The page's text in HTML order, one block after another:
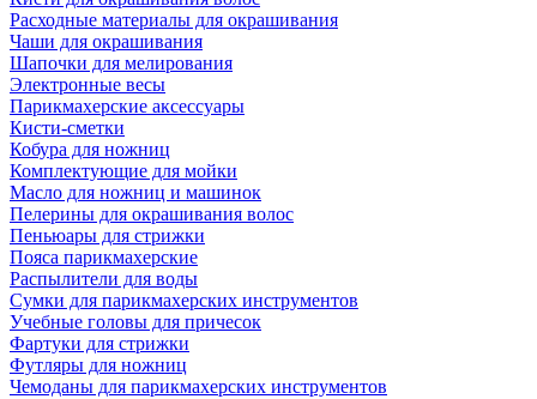
Расходные материалы для окрашивания
Чаши для окрашивания
Шапочки для мелирования
Электронные весы
Парикмахерские аксессуары
Кисти-сметки
Кобура для ножниц
Комплектующие для мойки
Масло для ножниц и машинок
Пелерины для окрашивания волос
Пеньюары для стрижки
Пояса парикмахерские
Распылители для воды
Сумки для парикмахерских инструментов
Учебные головы для причесок
Фартуки для стрижки
Футляры для ножниц
Чемоданы для парикмахерских инструментов